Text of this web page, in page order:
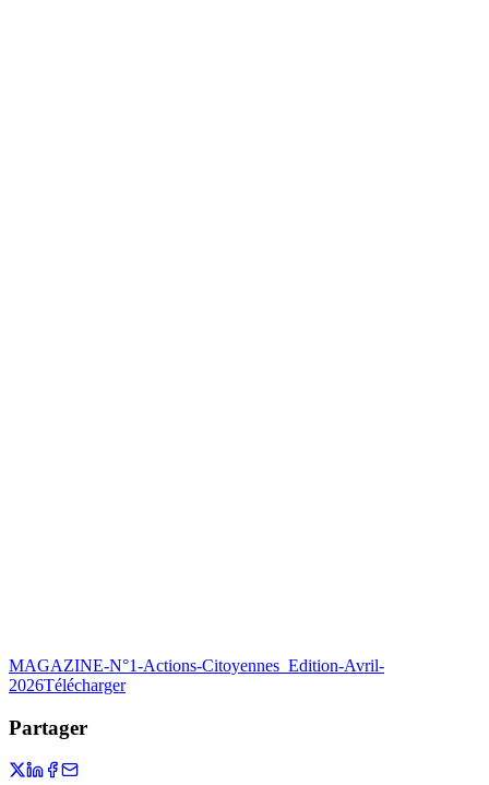
MAGAZINE-N°1-Actions-Citoyennes_Edition-Avril-
2026Télécharger
Partager